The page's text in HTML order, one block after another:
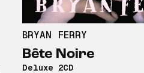
BRYAN FERRY
Bête Noire
Deluxe 2CD